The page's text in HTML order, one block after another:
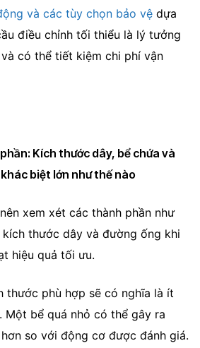
và các tùy chọn bảo vệdựa
điều chỉnh tối thiểu là lý tưởng
có thể tiết kiệm chi phí vận
Kích thước dây, bể chứa và
biệt lớn như thế nào
xem xét các thành phần như
thước dây và đường ống khi
hiệu quả tối ưu.
thước phù hợp sẽ có nghĩa là ít
bể quá nhỏ có thể gây ra
so với động cơ được đánh giá.